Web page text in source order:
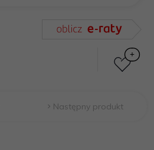
Następny produkt